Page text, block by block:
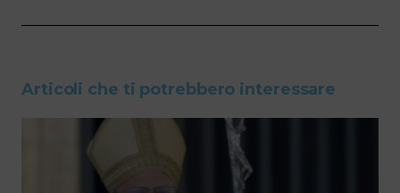
Articoli che ti potrebbero interessare